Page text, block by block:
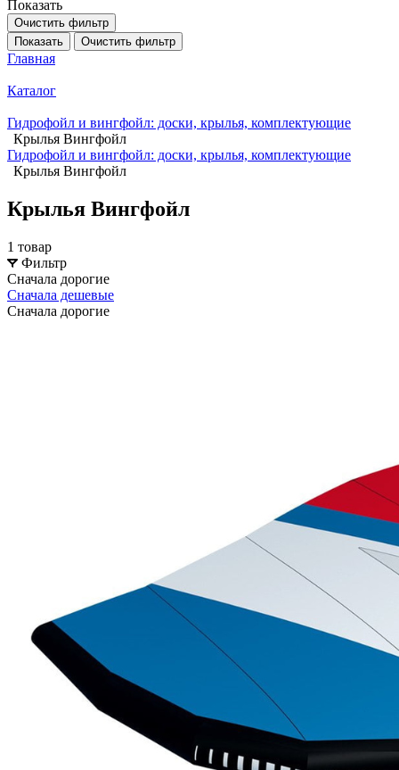
Показать
Очистить фильтр
Показать
Очистить фильтр
Главная
Каталог
Гидрофойл и вингфойл: доски, крылья, комплектующие
Крылья Вингфойл
Гидрофойл и вингфойл: доски, крылья, комплектующие
Крылья Вингфойл
Крылья Вингфойл
1 товар
Фильтр
Сначала дорогие
Сначала дешевые
Сначала дорогие